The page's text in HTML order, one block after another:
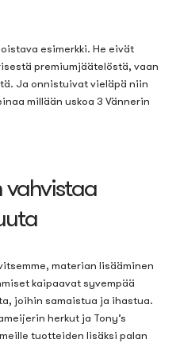
esimerkki. He eivät
premiumjäätelöstä, vaan
Ja onnistuivat vieläpä niin
millään uskoa 3 Vännerin
vahvistaa
materian lisääminen
kaipaavat syvempää
joihin samaistua ja ihastua.
herkut ja Tony’s
tuotteiden lisäksi palan